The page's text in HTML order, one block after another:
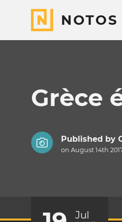
NOTOS
Grèce
Published by
on August 14th
Jul